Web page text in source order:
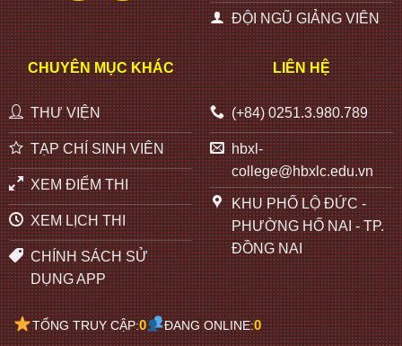
ĐỘI NGŨ GIẢNG VIÊN
CHUYÊN MỤC KHÁC
THƯ VIỆN
TẠP CHÍ SINH VIÊN
XEM ĐIỂM THI
XEM LỊCH THI
CHÍNH SÁCH SỬ
DỤNG APP
LIÊN HỆ
(+84) 0251.3.980.789
hbxl-
college@hbxlc.edu.vn
KHU PHỐ LỘ ĐỨC -
PHƯỜNG HỐ NAI - TP.
ĐỒNG NAI
TỔNG TRUY CẬP:0 ĐANG ONLINE:0